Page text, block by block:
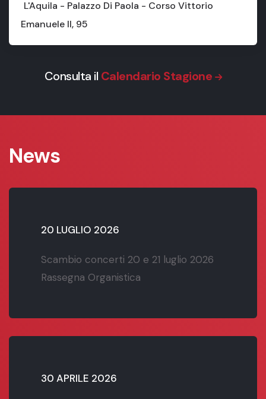
L'Aquila - Palazzo Di Paola - Corso Vittorio
Emanuele II, 95
Consulta il Calendario Stagione
News
20 LUGLIO 2026
Scambio concerti 20 e 21 luglio 2026
Rassegna Organistica
30 APRILE 2026